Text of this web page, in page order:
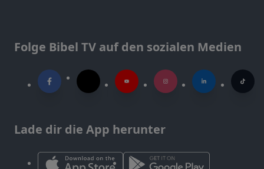
Folge Bibel TV auf den sozialen Medien
Lade dir die App herunter